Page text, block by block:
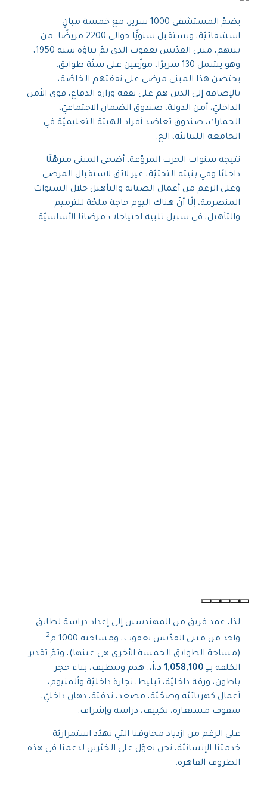
يضمّ المستشفى 1000 سرير، مع خمسة مبانٍ
اسشفائيّة، ويستقبل سنويًّا حوالى 2200 مريضًا. من
بينهم، مبنى القدّيس يعقوب الذي تمّ بناؤه سنة 1950،
وهو يشمل 130 سريرًا، موزّعين على ستّة طوابق.
يحتضن هذا المبنى مرضى على نفقتهم الخاصّة،
بالإضافة إلى الذين هم على نفقة وزارة الدفاع، قوى الأمن
الداخليّ، أمن الدولة، صندوق الضمان الاجتماعيّ،
الجمارك، صندوق تعاضد أفراد الهيئة التعليميّة في
الجامعة اللبنانيّة، الخ.
نتيجة سنوات الحرب المروّعة، أضحى المبنى مترهّلًا
داخليًا وفي بنيته التحتيّة، غير لائق لاستقبال المرضى.
وعلى الرغم من أعمال الصيانة والتأهيل خلال السنوات
المنصرمة، إلّا أنّ هناك اليوم حاجة ملحّة للترميم
والتأهيل، في سبيل تلبية احتياجات مرضانا الأساسيّة.
لذا، عمد فريق من المهندسين إلى إعداد دراسة لطابق
واحد من مبنى القدّيس يعقوب، ومساحته 1000 م
2
(مساحة الطوابق الخمسة الأخرى هي عينها)، وتمّ تقدير
الكلفة بـــِ 1,058,100 د.أ.
: هدم وتنظيف، بناء حجر
باطون، ورقة داخليّة، تبليط، نجارة داخليّة وألمنيوم،
أعمال كهربائيّة وصحّيّة، مصعد، تدفئة، دهان داخليّ،
سقوف مستعارة، تكييف، دراسة وإشراف.
على الرغم من ازدياد مخاوفنا التي تهدّد استمراريّة
خدمتنا الإنسانيّة، نحن نعوّل على الخيّرين لدعمنا في هذه
الظروف القاهرة.